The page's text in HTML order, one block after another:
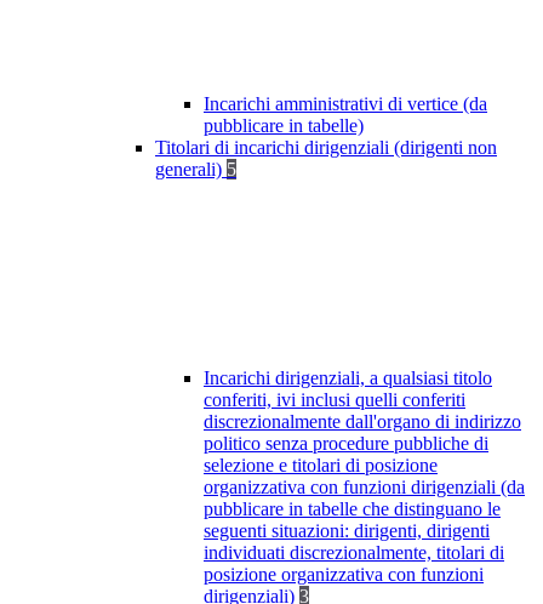
Incarichi amministrativi di vertice (da
pubblicare in tabelle)
Titolari di incarichi dirigenziali (dirigenti non
generali) 5
Incarichi dirigenziali, a qualsiasi titolo
conferiti, ivi inclusi quelli conferiti
discrezionalmente dall'organo di indirizzo
politico senza procedure pubbliche di
selezione e titolari di posizione
organizzativa con funzioni dirigenziali (da
pubblicare in tabelle che distinguano le
seguenti situazioni: dirigenti, dirigenti
individuati discrezionalmente, titolari di
posizione organizzativa con funzioni
dirigenziali) 3